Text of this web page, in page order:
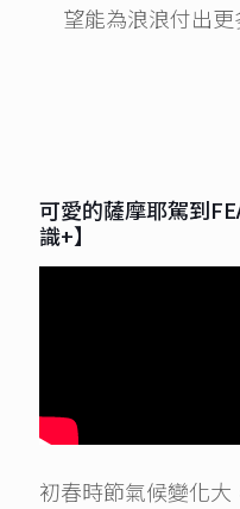
望能為浪浪付出更
可愛的薩摩耶駕到
識+】
初春時節氣候變化